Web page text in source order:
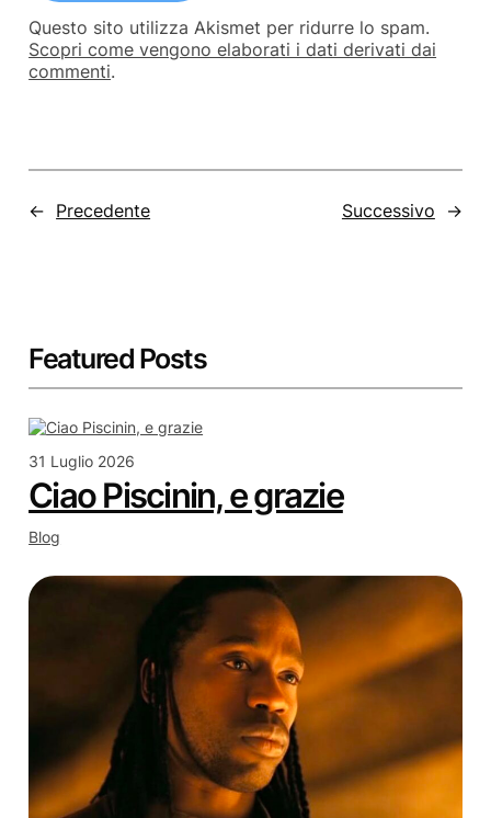
Questo sito utilizza Akismet per ridurre lo spam.
Scopri come vengono elaborati i dati derivati dai
commenti.
← Precedente Successivo →
Featured Posts
31 Luglio 2026
Ciao Piscinin, e grazie
Blog